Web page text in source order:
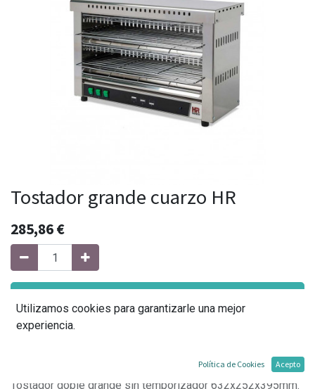
Tostador grande cuarzo HR
285,86€
Tostador doble grande sin temporizador 632x252x395mm.
Utilizamos cookies para garantizarle una mejor
experiencia.
Política de Cookies Acepto